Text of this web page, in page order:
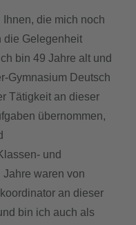
die mich noch
die Gelegenheit
bin 49 Jahre alt und
Gymnasium Deutsch
Tätigkeit an dieser
übernommen,
und
Jahre waren von
an dieser
bin ich auch als